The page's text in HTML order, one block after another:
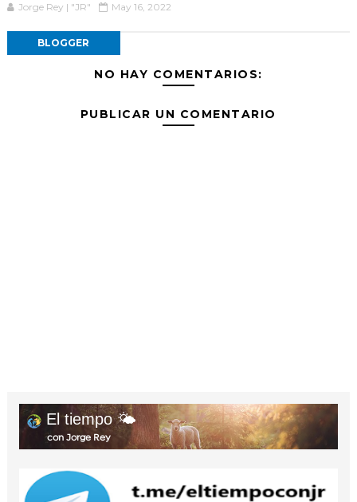
Jorge Rey | "JR" May 16, 2022
BLOGGER
NO HAY COMENTARIOS:
PUBLICAR UN COMENTARIO
El tiempo 🌤️
con Jorge Rey